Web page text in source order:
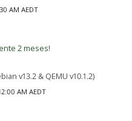
AM AEDT
2 meses!
v13.2 & QEMU v10.1.2)
AM AEDT